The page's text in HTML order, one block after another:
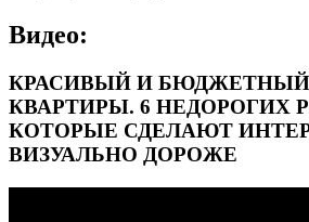
Видео:
КРАСИВЫЙ И
КВАРТИРЫ. 6 НЕДОРОГИХ
КОТОРЫЕ СДЕЛАЮТ
ВИЗУАЛЬНО ДОРОЖЕ